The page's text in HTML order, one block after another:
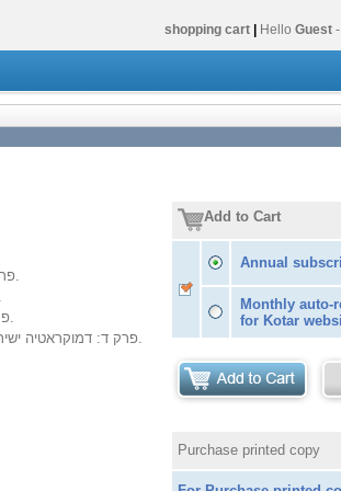
shopping cart Hello Guest -
פרק א: הקיבוץ הגדול - נקודות מוצא בדיון על התפתחות בימינו ובעתיד.
פרק ב: בעיות התקשורת במסגרת האילוצים המבניים בקיבוץ הגדול.
פרק ג: המינהל התקשורת והשתתפות החברים, בהיבט של קיבוץ גדול.
פרק ד: דמוקראטיה ישירה, ביזור תיפקודי, מינהל יעיל (של קיבוץ גדול) כגורמים לפתרון חלקי.
Add to Cart
Annual
Monthly auto-
for Kotar
Purchase printed copy